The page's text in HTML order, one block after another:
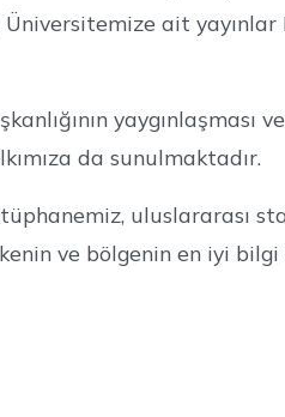
ait
yaygınlaşması
da sunulmaktadır.
uluslararası
ve bölgenin en iyi